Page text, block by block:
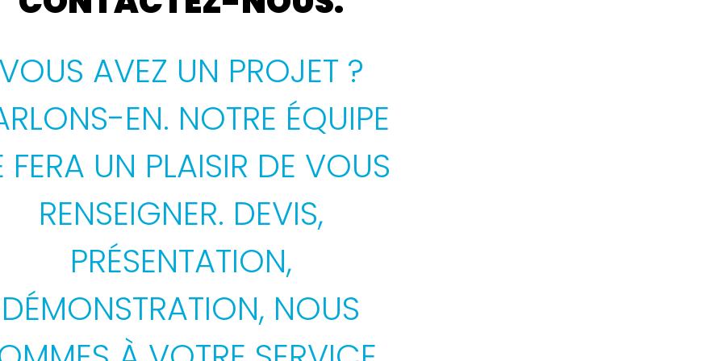
VOUS AVEZ UN PROJET ?
EN. NOTRE ÉQUIPE
FERA UN PLAISIR DE VOUS
RENSEIGNER. DEVIS,
PRÉSENTATION,
DÉMONSTRATION, NOUS